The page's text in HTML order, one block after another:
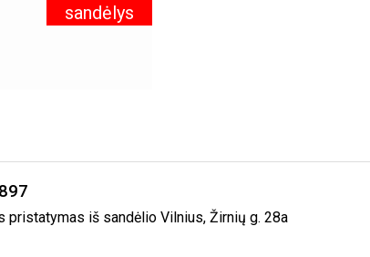
sandėlys
pristatymas iš sandėlio Vilnius, Žirnių g. 28a